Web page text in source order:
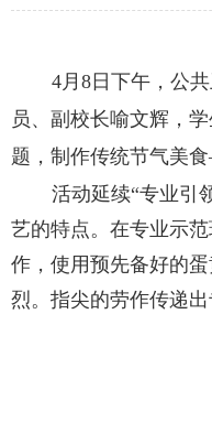
4月8日下午，公
员、副校长喻文辉，
题，制作传统节气美
活动延续“专业引
艺的特点。在专业示
作，使用预先备好的
烈。指尖的劳作传递